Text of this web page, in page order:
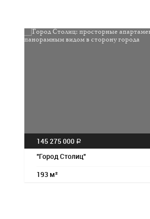
145 275 000 a
"Город Столиц"
193 м²